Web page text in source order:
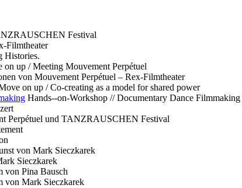
Festival
Filmtheater
Histories.
on up / Meeting Mouvement Perpétuel
von Mouvement Perpétuel – Rex-Filmtheater
on up / Co-creating as a model for shared power
Hands--on-Workshop // Documentary Dance Filmmaking
Perpétuel und TANZRAUSCHEN Festival
von Mark Sieczkarek
Sieczkarek
von Pina Bausch
von Mark Sieczkarek